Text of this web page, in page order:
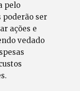
pelo
poderão ser
ações e
vedado